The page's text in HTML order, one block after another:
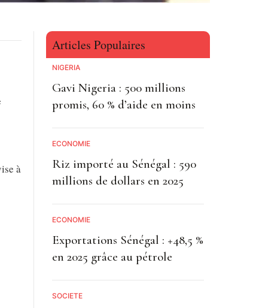
à
Articles Populaires
NIGÉRIA
Gavi Nigeria : 500 millions
promis, 60 % d’aide en moins
ECONOMIE
Riz importé au Sénégal : 590
millions de dollars en 2025
ECONOMIE
Exportations Sénégal : +48,5 %
en 2025 grâce au pétrole
SOCIETE